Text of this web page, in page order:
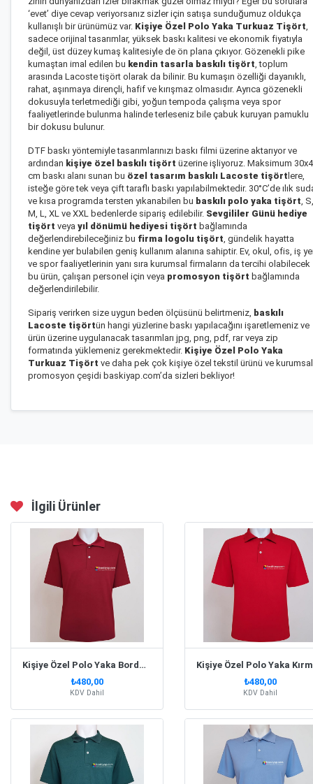
‘evet’ diye cevap veriyorsanız sizler için satışa sunduğumuz oldukça
kullanışlı bir ürünümüz var. Kişiye Özel Polo Yaka Turkuaz Tişört
sadece orijinal tasarımlar, yüksek baskı kalitesi ve ekonomik fiyatıyla
değil, üst düzey kumaş kalitesiyle de ön plana çıkıyor. Gözenekli pike
kumaştan imal edilen bu kendin tasarla baskılı tişört , toplum
arasında Lacoste tişört olarak da bilinir. Bu kumaşın özelliği dayanıklı,
rahat, aşınmaya dirençli, hafif ve kırışmaz olmasıdır. Ayrıca gözenekli
dokusuyla terletmediği gibi, yoğun tempoda çalışma veya spor
faaliyetlerinde bulunma halinde terleseniz bile çabuk kuruyan pamuklu
bir dokusu bulunur.
DTF baskı yöntemiyle tasarımlarınızı baskı filmi üzerine aktarıyor ve
ardından kişiye özel baskılı tişört üzerine işliyoruz. Maksimum
cm baskı alanı sunan bu özel tasarım baskılı Lacoste tişörtlere,
isteğe göre tek veya çift taraflı baskı yapılabilmektedir. 30°C’de ılık
ve kısa programda tersten yıkanabilen bu baskılı polo yaka tişört , S,
M, L, XL ve XXL bedenlerde sipariş edilebilir. Sevgililer Günü hediye
tişört veya yıl dönümü hediyesi tişört bağlamında
değerlendirebileceğiniz bu firma logolu tişört , gündelik hayatta
kendine yer bulabilen geniş kullanım alanına sahiptir. Ev, okul, ofis, iş
ve spor faaliyetlerinin yanı sıra kurumsal firmaların da tercihi olabilecek
bu ürün, çalışan personel için veya promosyon tişört bağlamında
değerlendirilebilir.
Sipariş verirken size uygun beden ölçüsünü belirtmeniz, baskılı
Lacoste tişörtün hangi yüzlerine baskı yapılacağını işaretlemeniz ve
ürün üzerine uygulanacak tasarımları jpg, png, pdf, rar veya zip
formatında yüklemeniz gerekmektedir. Kişiye Özel Polo Yaka
Turkuaz Tişört ve daha pek çok kişiye özel tekstil ürünü ve kurumsal
promosyon çeşidi baskiyap.com’da sizleri bekliyor!
İlgili Ürünler
Kişiye Özel Polo Yaka Bordo Tişört
₺480,00
KDV Dahil
₺480,00
KDV Dahil